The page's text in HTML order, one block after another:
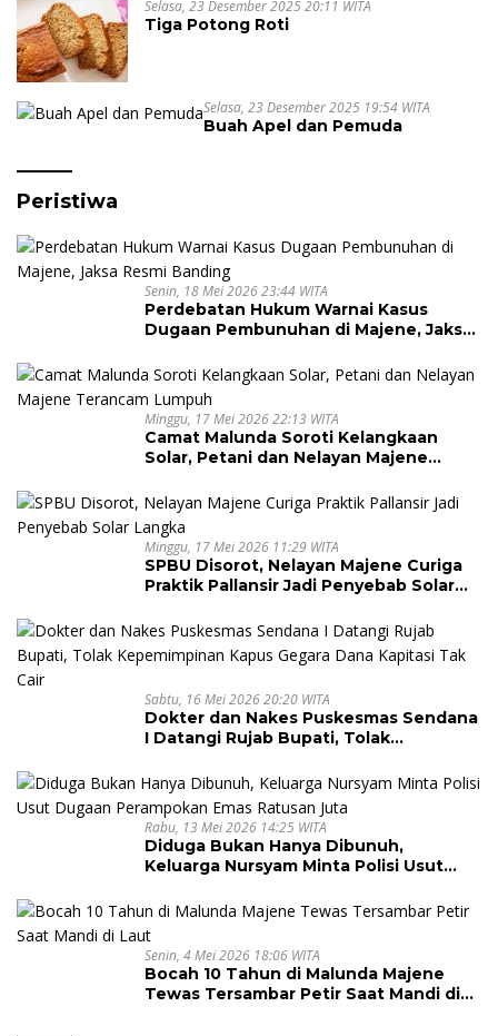
Nuansa Kebersamaan
Selasa, 23 Desember 2025 20:11 WITA
Tiga Potong Roti
Selasa, 23 Desember 2025 19:54 WITA
Buah Apel dan Pemuda
Peristiwa
Senin, 18 Mei 2026 23:44 WITA
Perdebatan Hukum Warnai Kasus
Dugaan Pembunuhan di Majene, Jaksa
Minggu, 17 Mei 2026 22:13 WITA
Camat Malunda Soroti Kelangkaan
Solar, Petani dan Nelayan Majene
Minggu, 17 Mei 2026 11:29 WITA
SPBU Disorot, Nelayan Majene Curiga
Praktik Pallansir Jadi Penyebab Solar
Sabtu, 16 Mei 2026 20:20 WITA
Dokter dan Nakes Puskesmas Sendana
I Datangi Rujab Bupati, Tolak
Kapitasi Tak Cair
Rabu, 13 Mei 2026 14:25 WITA
Diduga Bukan Hanya Dibunuh,
Keluarga Nursyam Minta Polisi Usut
Juta
Senin, 4 Mei 2026 18:06 WITA
Bocah 10 Tahun di Malunda Majene
Tewas Tersambar Petir Saat Mandi di